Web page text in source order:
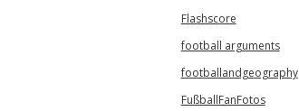
Flashscore
football arguments
footballandgeography
FußballFanFotos